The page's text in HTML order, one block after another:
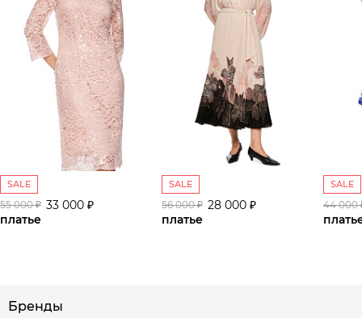
SALE
55 000 ₽ 33 000 ₽
платье
SALE
56 000 ₽ 28 000 ₽
платье
SALE
44 000
Бренды